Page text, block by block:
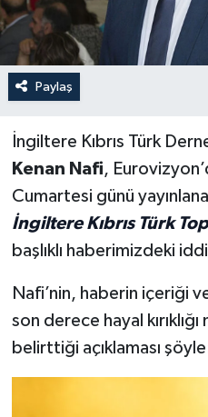
Paylaş
İngiltere Kıbrıs Türk
Kenan Nafi,
Cumartesi günü
İngiltere Kıbrıs Türk
başlıklı haberimizdeki
Nafi’nin, haberin içeriği
son derece hayal
belirttiği açıklaması